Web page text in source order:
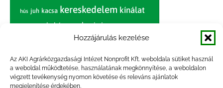
Hozzájárulás kezelése
Az AKI Agrárközgazdasági Intézet Nonprofit Kft. weboldala sütiket használ
a weboldal működtetése, használatának megkönnyítése, a weboldalon
végzett tevékenység nyomon követése és releváns ajánlatok
megjelenítése érdekében.
hús juh kacsa kereskedelem kínálat
körte marhahús nagybani piac narancs
nemzetközi árinformációk
paradicsom piac piaci jelentés
pulyka pulykahús sertés sertéshús
szarvasmarha termelés termelői